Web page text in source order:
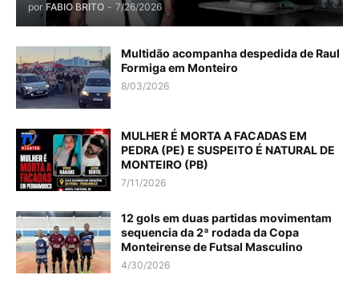
por FABIO BRITO - 7/26/2026
Multidão acompanha despedida de Raul
Formiga em Monteiro
8/03/2026
MULHER É MORTA A FACADAS EM
PEDRA (PE) E SUSPEITO É NATURAL DE
MONTEIRO (PB)
7/11/2026
12 gols em duas partidas movimentam
sequencia da 2ª rodada da Copa
Monteirense de Futsal Masculino
4/30/2026